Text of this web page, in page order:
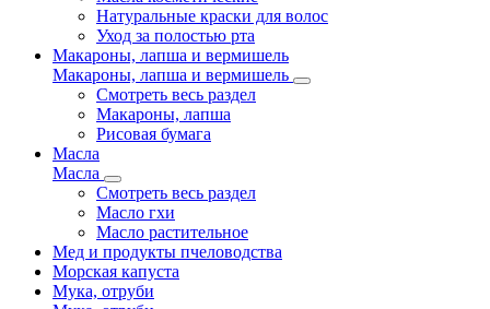
Натуральные краски для волос
Уход за полостью рта
Макароны, лапша и вермишель
Макароны, лапша и вермишель
Смотреть весь раздел
Макароны, лапша
Рисовая бумага
Масла
Масла
Смотреть весь раздел
Масло гхи
Масло растительное
Мед и продукты пчеловодства
Морская капуста
Мука, отруби